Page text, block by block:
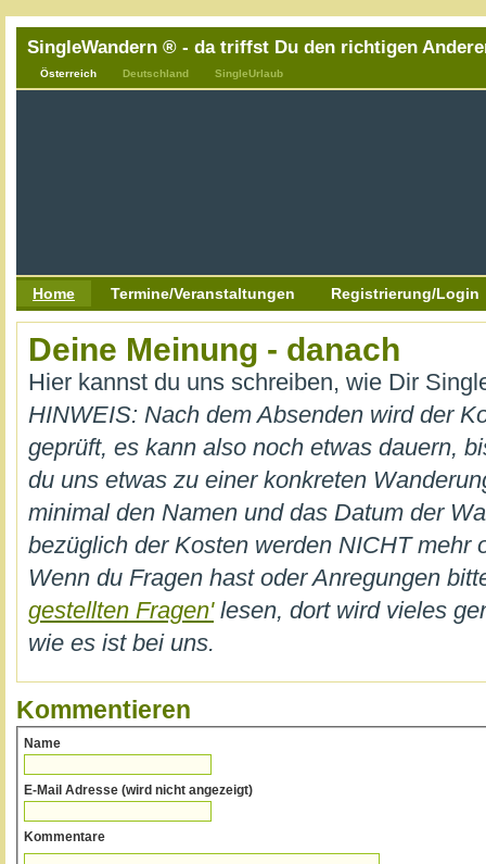
SingleWandern ® - da triffst Du den richtigen
Österreich Deutschland SingleUrlaub
Home Termine/Veranstaltungen Registrierung/Login
Deine Meinung - danach
Hier kannst du uns schreiben, wie Dir
HINWEIS: Nach dem Absenden wird der
geprüft, es kann also noch etwas dauern,
du uns etwas zu einer konkreten
minimal den Namen und das Datum der
bezüglich der Kosten werden NICHT mehr
Wenn du Fragen hast oder Anregungen
gestellten Fragen'lesen, dort wird vieles
wie es ist bei uns.
Kommentieren
Name
E-Mail Adresse (wird nicht angezeigt)
Kommentare